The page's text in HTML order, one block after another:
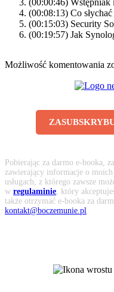
(00:08:13) Co
(00:15:03) Security
(00:19:57) Jak
Możliwość komentowania
Pobierając za darmo e-booka,
zawierający informacje o
usługach, z którego zawsze
w regulaminie , który
także otrzymać e-booka za
kontakt@boczemunie.pl